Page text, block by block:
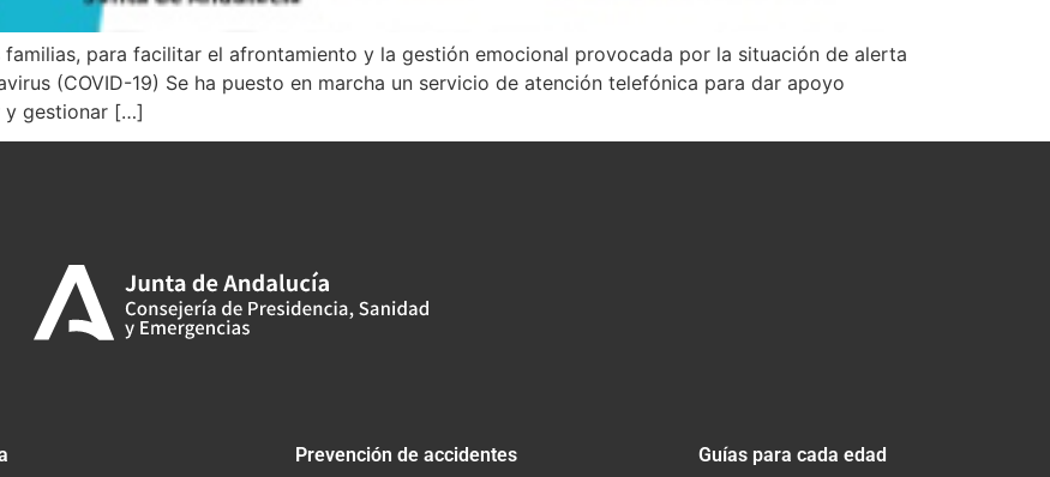
para facilitar el afrontamiento y la gestión emocional provocada por la situación de alerta
(COVID-19) Se ha puesto en marcha un servicio de atención telefónica para dar apoyo
y gestionar […]
Prevención de accidentes Guías para cada edad